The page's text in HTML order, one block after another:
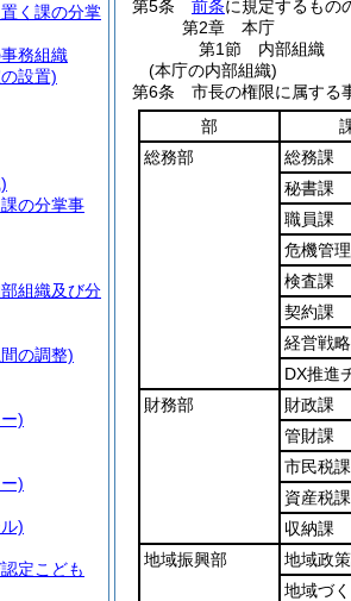
第5条
前条に規定するもの
第2章
本庁
第1節
内部組織
(本庁の内部組織)
第6条
市長の権限に属する
部
総務部
総務課
秘書課
職員課
危機管
検査課
契約課
経営戦
DX推進
財務部
財政課
管財課
市民税課
資産税課
収納課
地域振興部
地域政
地域づ
く課の分掌
務組織
設置)
の分掌事
組織及び分
の調整)
)
)
)
定こども